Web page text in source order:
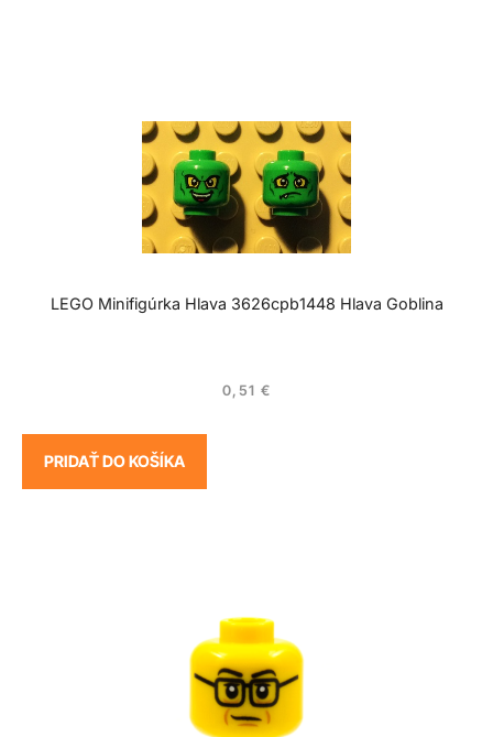
LEGO Minifigúrka Hlava 3626cpb1448 Hlava Goblina
0,51 €
PRIDAŤ DO KOŠÍKA